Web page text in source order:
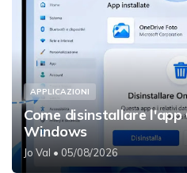
APPLICAZIONI
Come disinstallare l'app
Windows
Jo Val • 05/08/2026